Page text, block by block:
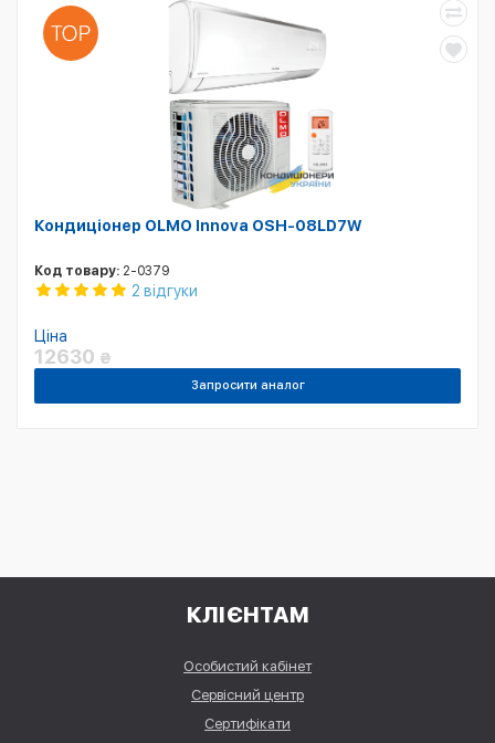
Кондиціонер OLMO Innova OSH-08LD7W
Код товару: 2-0379
2 відгуки
Ціна
12630 ₴
Запросити аналог
КЛІЄНТАМ
Особистий кабінет
Сервісний центр
Сертифікати